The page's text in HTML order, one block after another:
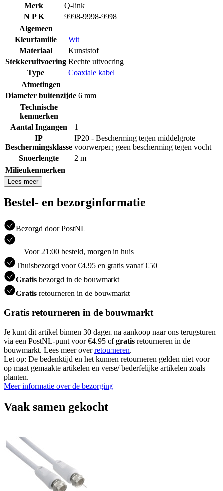
Merk
Q-link
N P K
9998-9998-9998
Algemeen
Kleurfamilie
Wit
Materiaal
Kunststof
Stekkeruitvoering Rechte uitvoering
Type
Coaxiale kabel
Afmetingen
Diameter buitenzijde 6 mm
Technische
kenmerken
Aantal Ingangen
1
IP
Beschermingsklasse
IP20 - Bescherming tegen middelgrote
voorwerpen; geen bescherming tegen vocht
Snoerlengte
2 m
Milieukenmerken
Lees meer
Bestel- en bezorginformatie
Bezorgd door PostNL
Voor 21:00 besteld, morgen in huis
Thuisbezorgd voor €4.95 en gratis vanaf €50
Gratis bezorgd in de bouwmarkt
Gratis retourneren in de bouwmarkt
Gratis retourneren in de bouwmarkt
Je kunt dit artikel binnen 30 dagen na aankoop naar ons terugsturen
via een PostNL-punt voor €4.95 ofgratis retourneren in de
bouwmarkt. Lees meer overretourneren.
Let op: De bedenktijd en het kunnen retourneren gelden niet voor
op maat gemaakte artikelen en verse/ bederfelijke artikelen zoals
planten.
Meer informatie over de bezorging
Vaak samen gekocht